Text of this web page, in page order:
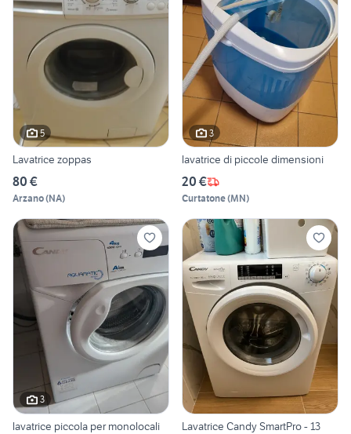
5
Lavatrice zoppas
80 €
Arzano(NA)
3
lavatrice di piccole dimensioni
20 €
Curtatone(MN)
3
lavatrice piccola per monolocali
Lavatrice Candy SmartPro - 13